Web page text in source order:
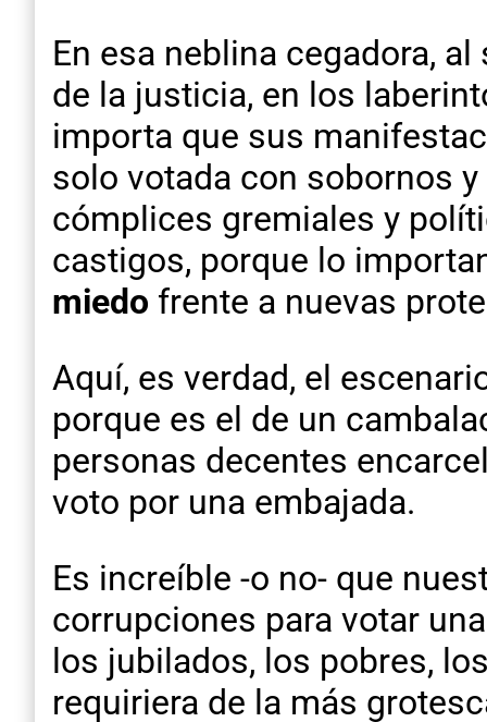
En esa neblina cegadora,
de la justicia, en los
importa que sus
solo votada con sobornos
cómplices gremiales y
castigos, porque lo
miedo frente a nuevas
Aquí, es verdad, el
porque es el de un
personas decentes
voto por una embajada.
Es increíble -o no- que
corrupciones para votar
los jubilados, los pobres,
requiriera de la más